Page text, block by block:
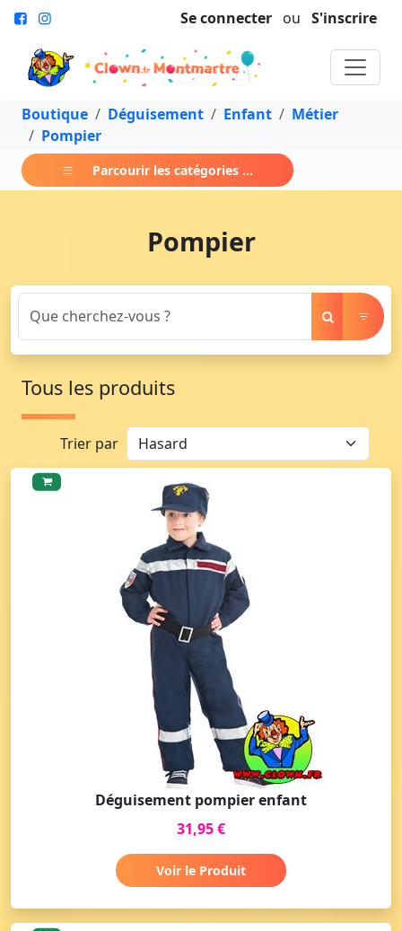
Se connecter ou S'inscrire
Boutique Déguisement Enfant
Métier
Pompier
Parcourir les catégories ...
Pompier
Tous les produits
Trier par
Déguisement pompier enfant
31,95 €
Voir le Produit